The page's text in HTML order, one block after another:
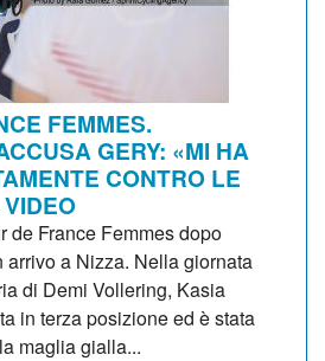
FEMMES.
GERY: «MI HA
CONTRO LE
de France Femmes dopo
arrivo a Nizza. Nella giornata
di Demi Vollering, Kasia
in terza posizione ed è stata
maglia gialla...